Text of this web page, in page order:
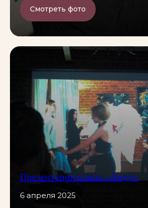
Смотреть фото
Презентация клипа «Амур»
6 апреля 2025